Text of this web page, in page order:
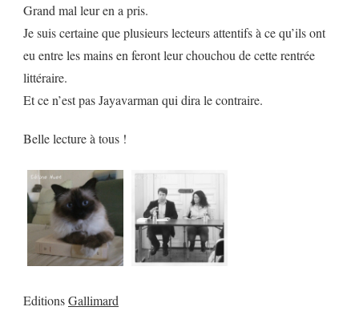
Grand mal leur en a pris.
Je suis certaine que plusieurs lecteurs attentifs à ce qu’ils ont
eu entre les mains en feront leur chouchou de cette rentrée
littéraire.
Et ce n’est pas Jayavarman qui dira le contraire.
Belle lecture à tous !
EditionsGallimard